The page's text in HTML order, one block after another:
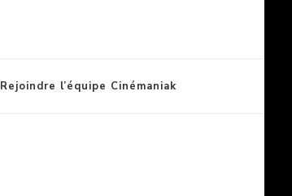
Rejoindre l’équipe Cinémaniak